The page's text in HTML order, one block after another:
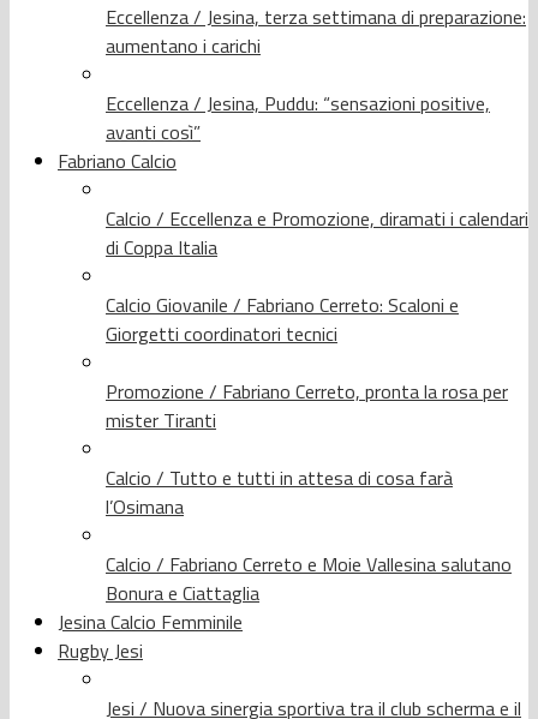
Eccellenza / Jesina, terza settimana di preparazione:
aumentano i carichi
Eccellenza / Jesina, Puddu: “sensazioni positive,
avanti così”
Fabriano Calcio
Calcio / Eccellenza e Promozione, diramati i calendari
di Coppa Italia
Calcio Giovanile / Fabriano Cerreto: Scaloni e
Giorgetti coordinatori tecnici
Promozione / Fabriano Cerreto, pronta la rosa per
mister Tiranti
Calcio / Tutto e tutti in attesa di cosa farà
l’Osimana
Calcio / Fabriano Cerreto e Moie Vallesina salutano
Bonura e Ciattaglia
Jesina Calcio Femminile
Rugby Jesi
Jesi / Nuova sinergia sportiva tra il club scherma e il